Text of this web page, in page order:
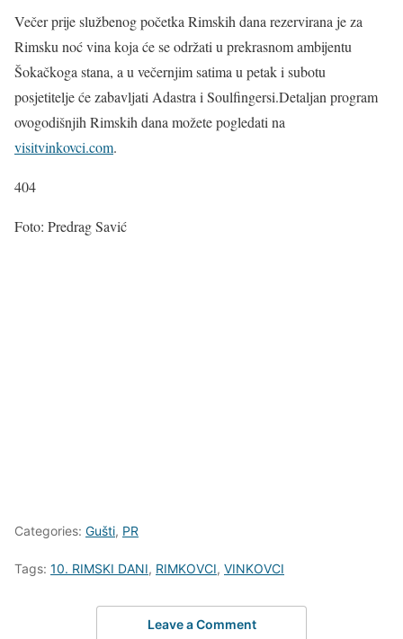
Večer prije službenog početka Rimskih dana rezervirana je za
Rimsku noć vina koja će se održati u prekrasnom ambijentu
Šokačkoga stana, a u večernjim satima u petak i subotu
posjetitelje će zabavljati Adastra i Soulfingersi.Detaljan program
ovogodišnjih Rimskih dana možete pogledati na
visitvinkovci.com.
404
Foto: Predrag Savić
Categories: Gušti, PR
Tags: 10. RIMSKI DANI, RIMKOVCI, VINKOVCI
Leave a Comment